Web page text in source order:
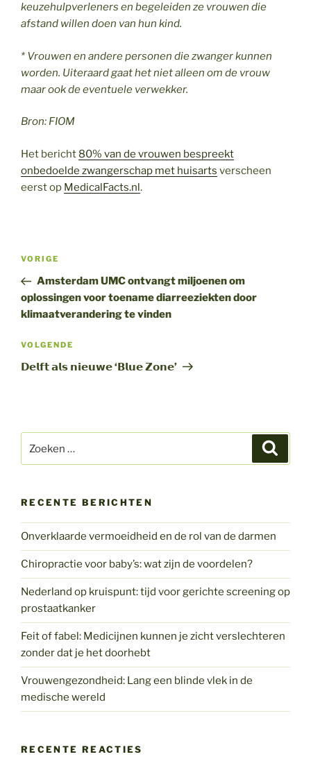
keuzehulpverleners en begeleiden ze vrouwen die
afstand willen doen van hun kind.
* Vrouwen en andere personen die zwanger kunnen
worden. Uiteraard gaat het niet alleen om de vrouw
maar ook de eventuele verwekker.
Bron: FIOM
Het bericht 80% van de vrouwen bespreekt
onbedoelde zwangerschap met huisarts verscheen
eerst op MedicalFacts.nl.
Bericht
Vorig
bericht
VORIGE
Amsterdam UMC ontvangt miljoenen om
oplossingen voor toename diarreeziekten door
klimaatverandering te vinden
Volgend
bericht
VOLGENDE
𝗗𝗲𝗹𝗳𝘁 𝗮𝗹𝘀 𝗻𝗶𝗲𝘂𝘄𝗲 ‘𝗕𝗹𝘂𝗲 𝗭𝗼𝗻𝗲’
naar:
RECENTE BERICHTEN
Onverklaarde vermoeidheid en de rol van de darmen
Chiropractie voor baby’s: wat zijn de voordelen?
Nederland op kruispunt: tijd voor gerichte screening op
prostaatkanker
Feit of fabel: Medicijnen kunnen je zicht verslechteren
zonder dat je het doorhebt
Vrouwengezondheid: Lang een blinde vlek in de
medische wereld
RECENTE REACTIES